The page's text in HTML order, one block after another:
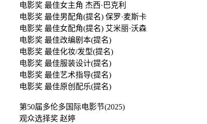
电影奖 最佳女主角 杰西·巴克利
电影奖 最佳男配角(提名) 保罗·麦斯卡
电影奖 最佳女配角(提名) 艾米丽·沃森
电影奖 最佳改编剧本(提名)
电影奖 最佳化妆/发型(提名)
电影奖 最佳服装设计(提名)
电影奖 最佳艺术指导(提名)
电影奖 最佳原创配乐(提名)
第50届多伦多国际电影节(2025)
观众选择奖 赵婷